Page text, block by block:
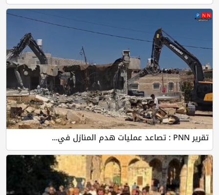
تقرير PNN : تصاعد عمليات هدم المنازل في...